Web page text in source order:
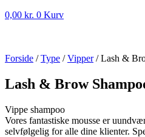
0,00 kr. 0 Kurv
Forside /Type /Vipper/ Lash &
Lash & Brow
Vippe shampoo
Vores fantastiske mousse er
selvfølgelig for alle dine klienter.